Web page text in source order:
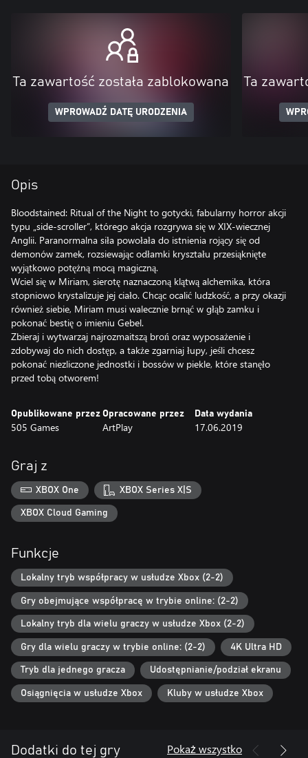
Ta zawartość została zablokowana
WPROWADŹ DATĘ URODZENIA
Ta
Opis
Bloodstained: Ritual of the Night to gotycki, fabularny horror akcji
typu „side-scroller”, którego akcja rozgrywa się w XIX-wiecznej
Anglii. Paranormalna siła powołała do istnienia rojący się od
demonów zamek, rozsiewając odłamki kryształu przesiąknięte
wyjątkowo potężną mocą magiczną.
Wciel się w Miriam, sierotę naznaczoną klątwą alchemika, która
stopniowo krystalizuje jej ciało. Chcąc ocalić ludzkość, a przy okazji
również siebie, Miriam musi walecznie brnąć w głąb zamku i
pokonać bestię o imieniu Gebel.
Zbieraj i wytwarzaj najrozmaitszą broń oraz wyposażenie i
zdobywaj do nich dostęp, a także zgarniaj łupy, jeśli chcesz
pokonać niezliczone jednostki i bossów w piekle, które stanęło
przed tobą otworem!
Opublikowane przez
505 Games
Opracowane przez
ArtPlay
Data wydania
17.06.2019
Graj z
XBOX One XBOX Series X|S
XBOX Cloud Gaming
Funkcje
Lokalny tryb współpracy w usłudze Xbox (2-2)
Gry obejmujące współpracę w trybie online: (2-2)
Lokalny tryb dla wielu graczy w usłudze Xbox (2-2)
Gry dla wielu graczy w trybie online: (2-2) 4K Ultra HD
Tryb dla jednego gracza Udostępnianie/podział ekranu
Osiągnięcia w usłudze Xbox Kluby w usłudze Xbox
Dodatki do tej gry Pokaż wszystko